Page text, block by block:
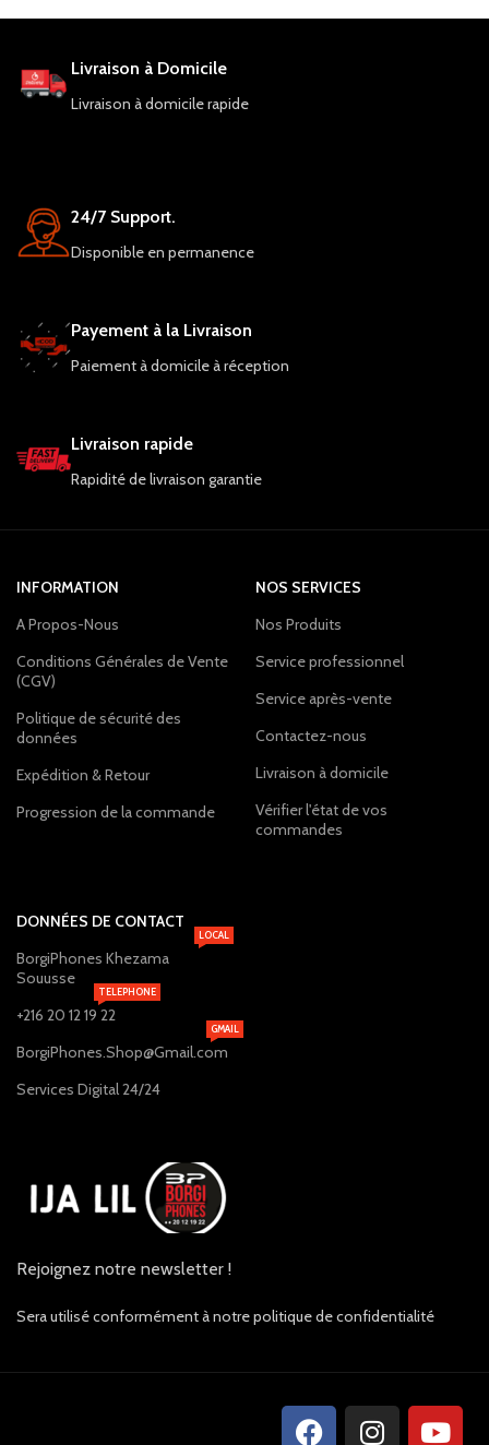
Livraison à Domicile
Livraison à domicile rapide
24/7 Support.
Disponible en permanence
Payement à la Livraison
Paiement à domicile à réception
Livraison rapide
Rapidité de livraison garantie
INFORMATION
A Propos-Nous
Conditions Générales de Vente
(CGV)
Politique de sécurité des
données
Expédition & Retour
Progression de la commande
NOS SERVICES
Nos Produits
Service professionnel
Service après-vente
Contactez-nous
Livraison à domicile
Vérifier l'état de vos
commandes
DONNÉES DE CONTACT
BorgiPhones Khezama
Souusse
LOCAL
+216 20 12 19 22
TELEPHONE
BorgiPhones.Shop@Gmail.com
GMAIL
Services Digital 24/24
Rejoignez notre newsletter !
Sera utilisé conformément à notre politique de confidentialité